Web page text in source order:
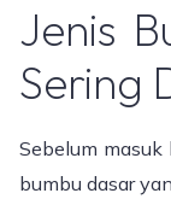
Jenis
Sering
Sebelum
bumbu dasar